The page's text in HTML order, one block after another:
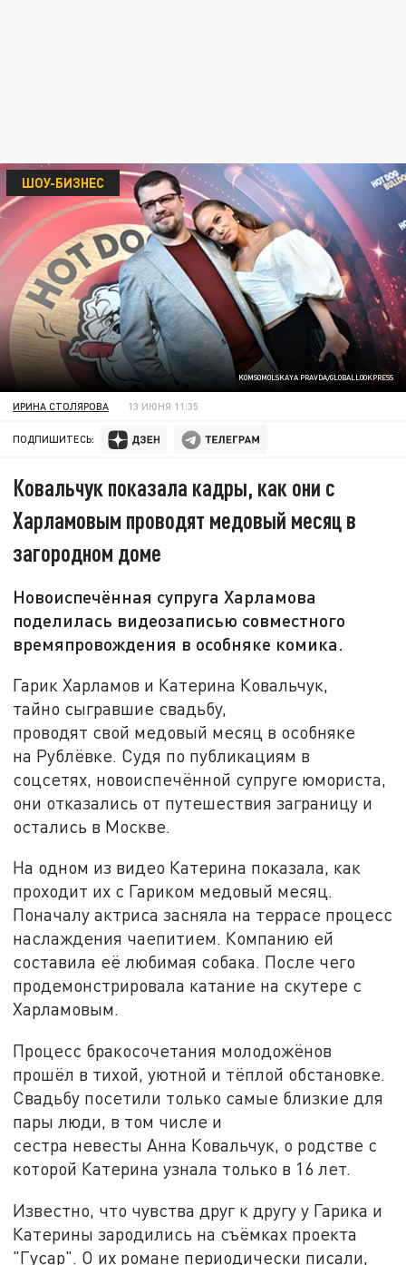
KOMSOMOLSKAYA PRAVDA/GLOBALLOOKPRESS
ШОУ-БИЗНЕС
ИРИНА СТОЛЯРОВА 13 ИЮНЯ 11:35
ПОДПИШИТЕСЬ:
Ковальчук показала кадры, как они с
Харламовым проводят медовый месяц в
загородном доме
Новоиспечённая супруга Харламова
поделилась видеозаписью совместного
времяпровождения в особняке комика.
Гарик Харламов и Катерина Ковальчук,
тайно сыгравшие свадьбу,
проводят свой медовый месяц в особняке
на Рублёвке. Судя по публикациям в
соцсетях, новоиспечённой супруге юмориста,
они отказались от путешествия заграницу и
остались в Москве.
На одном из видео Катерина показала, как
проходит их с Гариком медовый месяц.
Поначалу актриса засняла на террасе процесс
наслаждения чаепитием. Компанию ей
составила её любимая собака. После чего
продемонстрировала катание на скутере с
Харламовым.
Процесс бракосочетания молодожёнов
прошёл в тихой, уютной и тёплой обстановке.
Свадьбу посетили только самые близкие для
пары люди, в том числе и
сестра невесты Анна Ковальчук, о родстве с
которой Катерина узнала только в 16 лет.
Известно, что чувства друг к другу у Гарика и
Катерины зародились на съёмках проекта
"Гусар". О их романе периодически писали,